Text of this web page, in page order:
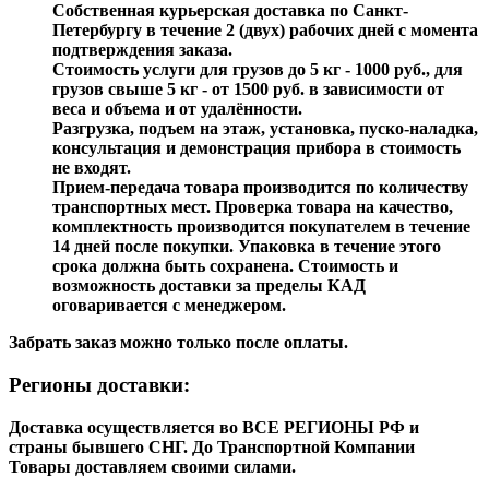
Собственная курьерская доставка по Санкт-
Петербургу в течение 2 (двух) рабочих дней с момента
подтверждения заказа.
Стоимость услуги для грузов до 5 кг - 1000 руб., для
грузов свыше 5 кг - от 1500 руб. в зависимости от
веса и объема и от удалённости.
Разгрузка, подъем на этаж, установка, пуско-наладка,
консультация и демонстрация прибора в стоимость
не входят.
Прием-передача товара производится по количеству
транспортных мест. Проверка товара на качество,
комплектность производится покупателем в течение
14 дней после покупки. Упаковка в течение этого
срока должна быть сохранена. Стоимость и
возможность доставки за пределы КАД
оговаривается с менеджером.
Забрать заказ можно только после оплаты.
Регионы доставки:
Доставка осуществляется во ВСЕ РЕГИОНЫ РФ и
страны бывшего СНГ. До Транспортной Компании
Товары доставляем своими силами.